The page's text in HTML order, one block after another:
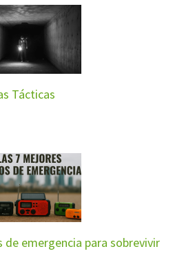
Tácticas
de emergencia para sobrevivir